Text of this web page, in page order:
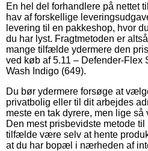
En hel del forhandlere på nettet
hav af forskellige
levering til en pakkeshop, hvor
du har lyst. Fragtmetoden er
mange tilfælde ydermere den
ved køb af 5.11 – Defender-Flex
Wash Indigo (649).
Du bør ydermere forsøge at
privatbolig eller til dit arbejdes
meste en tak dyrere, men lige så
Den mest prisbevidste metode
tilfælde være selv at hente
at du har bopæl i nærheden af